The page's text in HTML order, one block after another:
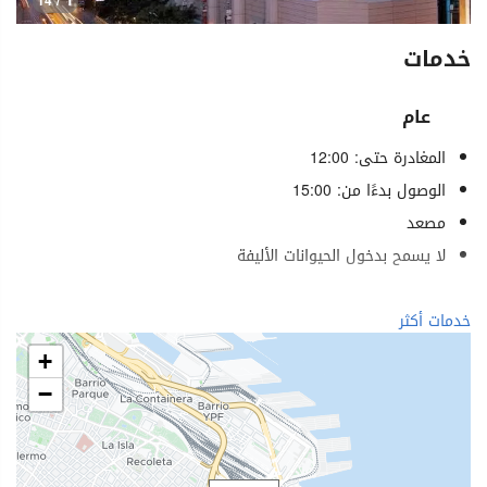
خدمات
عام
المغادرة حتى: 12:00
الوصول بدءًا من: 15:00
مصعد
لا يسمح بدخول الحيوانات الأليفة
الطعام والمشروبات
مقهى في الموقع
خدمات الاستقبال
خدمات أكثر
+
−